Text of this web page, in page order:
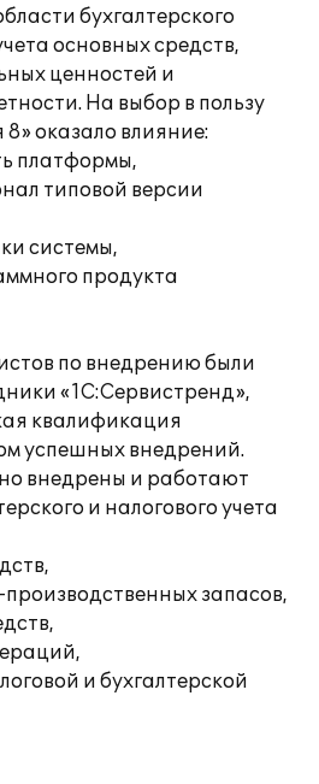
бухгалтерского
основных средств,
ценностей и
На выбор в пользу
оказало влияние:
платформы,
типовой версии
системы,
продукта
по внедрению были
«1С:Сервистренд»,
квалификация
успешных внедрений.
внедрены и работают
и налогового учета
запасов,
и бухгалтерской